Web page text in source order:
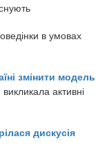
в умовах
змінити модель
активні
дискусія